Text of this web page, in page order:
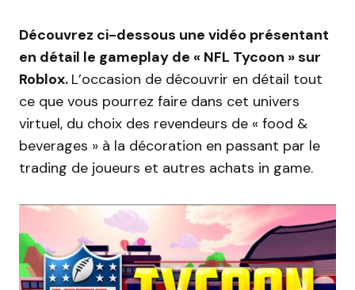
Découvrez ci-dessous une vidéo présentant
en détail le gameplay de « NFL Tycoon » sur
Roblox. L’occasion de découvrir en détail tout
ce que vous pourrez faire dans cet univers
virtuel, du choix des revendeurs de « food &
beverages » à la décoration en passant par le
trading de joueurs et autres achats in game.